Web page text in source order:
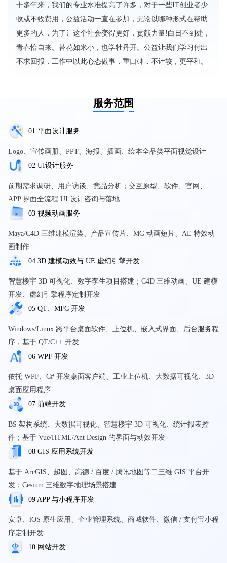
十多年来，我们的专业水准提高了许多，对于一些IT创业者少
收或不收费用，公益活动一直在参加，无论以哪种形式在帮助
更多的人，为了让这个社会变得更好，贡献力量!白日不到处，
青春恰自来。苔花如米小，也学牡丹开。公益让我们学习付出
不求回报，工作中以此心态做事，重口碑，不计较，更平和。
服务范围
01 平面设计服务
Logo、宣传画册、PPT、海报、插画、绘本全品类平面视觉设计
02 UI设计服务
前期需求调研、用户访谈、竞品分析；交互原型、软件、官网、
APP 界面全流程 UI 设计咨询与落地
03 视频动画服务
Maya/C4D 三维建模渲染、产品宣传片、MG 动画短片、AE 特效动
画制作
04 3D 建模动效与 UE 虚幻引擎开发
智慧楼宇 3D 可视化、数字孪生项目搭建；C4D 三维动画、UE 建模
开发、虚幻引擎程序定制开发
05 QT、MFC 开发
Windows/Linux 跨平台桌面软件、上位机、嵌入式界面、后台服务程
序，基于 QT/C++ 开发
06 WPF 开发
依托 WPF、C# 开发桌面客户端、工业上位机、大数据可视化、3D
桌面应用程序
07 前端开发
BS 架构系统、大数据可视化、智慧楼宇 3D 可视化、统计报表控
件；基于 Vue/HTML/Ant Design 的界面与动效开发
08 GIS 应用系统开发
基于 ArcGIS、超图、高德 / 百度 / 腾讯地图等二三维 GIS 平台开
发；Cesium 三维数字地理场景搭建
09 APP 与小程序开发
安卓、iOS 原生应用、企业管理系统、商城软件、微信 / 支付宝小程
序定制开发
10 网站开发